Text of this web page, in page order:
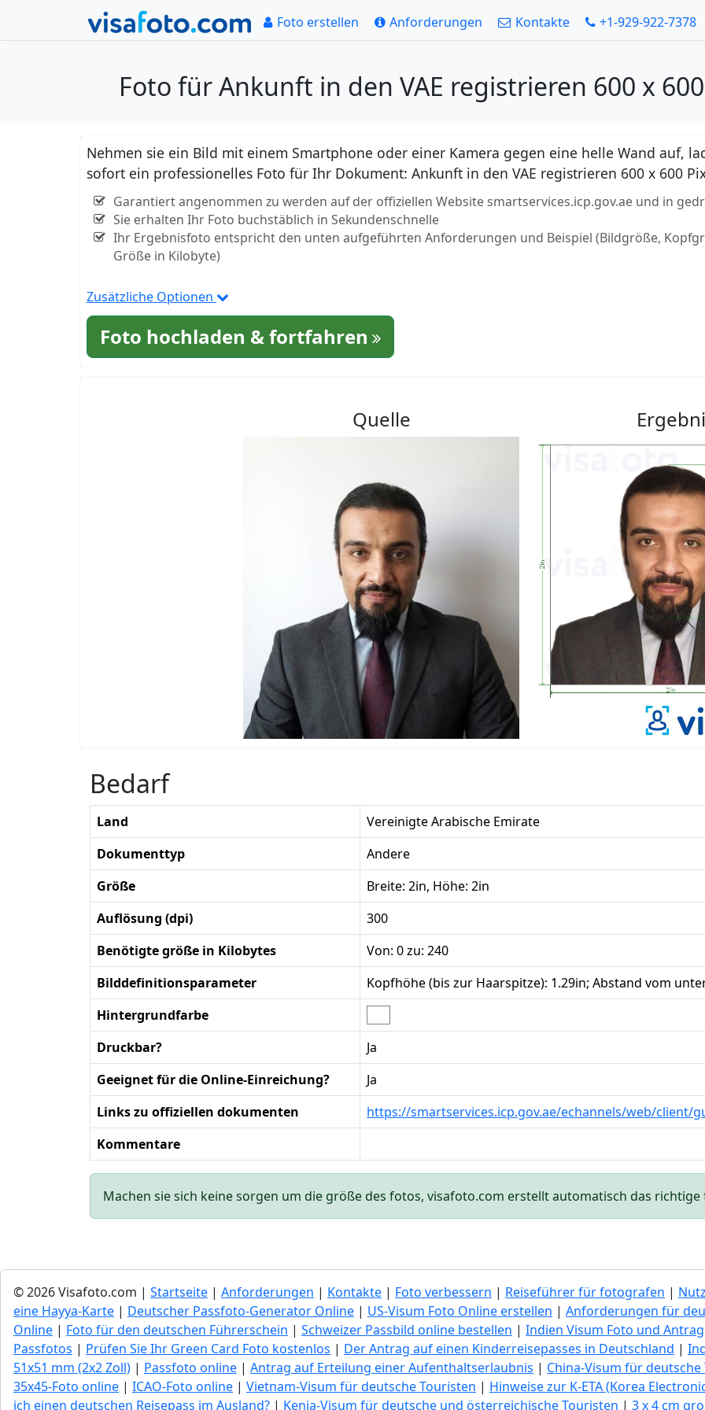
Foto erstellen Anforderungen Kontakte +1-929-922-7378
Foto für Ankunft in den VAE registrieren 600 x
Nehmen sie ein Bild mit einem Smartphone oder einer Kamera gegen eine helle Wand auf,
sofort ein professionelles Foto für Ihr Dokument: Ankunft in den VAE registrieren 600 x 600
Garantiert angenommen zu werden auf der offiziellen Website smartservices.icp.gov.ae und in
Sie erhalten Ihr Foto buchstäblich in Sekundenschnelle
Ihr Ergebnisfoto entspricht den unten aufgeführten Anforderungen und Beispiel (Bildgröße,
Größe in Kilobyte)
Zusätzliche Optionen
Foto hochladen & fortfahren
Quelle
Bedarf
Land
Vereinigte Arabische Emirate
Dokumenttyp
Andere
Größe
Breite: 2in, Höhe: 2in
Auflösung (dpi)
300
Benötigte größe in Kilobytes
Von: 0 zu: 240
Bilddefinitionsparameter
Kopfhöhe (bis zur Haarspitze): 1.29in; Abstand vom
Hintergrundfarbe
Druckbar?
Ja
Geeignet für die Online-Einreichung?
Ja
Links zu offiziellen dokumenten
https://smartservices.icp.gov.ae/echannels/web/client/
Kommentare
Machen sie sich keine sorgen um die größe des fotos, visafoto.com erstellt automatisch das
© 2026 Visafoto.com | Startseite | Anforderungen | Kontakte | Foto verbessern | Reiseführer für fotografen |
eine Hayya-Karte | Deutscher Passfoto-Generator Online | US-Visum Foto Online erstellen | Anforderungen für
Online | Foto für den deutschen Führerschein | Schweizer Passbild online bestellen | Indien Visum Foto und Antrag
Passfotos | Prüfen Sie Ihr Green Сard Foto kostenlos | Der Antrag auf einen Kinderreisepasses in Deutschland |
51x51 mm (2x2 Zoll) | Passfoto online | Antrag auf Erteilung einer Aufenthaltserlaubnis | China-Visum für
35x45-Foto online | ICAO-Foto online | Vietnam-Visum für deutsche Touristen | Hinweise zur K-ETA (Korea
ich einen deutschen Reisepass im Ausland? | Kenia-Visum für deutsche und österreichische Touristen | 3 x 4 cm